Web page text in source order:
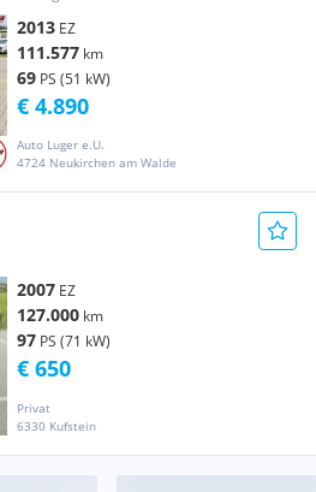
2013 EZ
111.577 km
69 PS (51 kW)
Auto Luger e.U.
4724 Neukirchen am Walde
€ 4.890
2007 EZ
127.000 km
97 PS (71 kW)
Privat
6330 Kufstein
€ 650